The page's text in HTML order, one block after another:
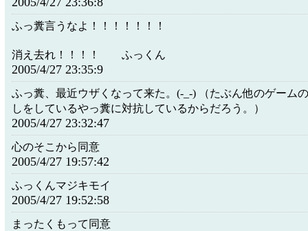
ふっ糞言うなよ！！！！！！！
消え去れ！！！！ ふっくん
2005/4/27 23:35:9
ふっ糞、最近ウザくなって来た。(-_-) （たぶん他のゲーム
しをしているやっ糞に対抗しているからだろう。）
2005/4/27 23:32:47
心のそこから同意
2005/4/27 19:57:42
ふっくんマジキモイ
2005/4/27 19:52:58
まったくもって同意